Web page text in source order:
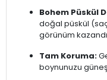
Bohem Püskül
doğal püskül
görünüm
Tam Koruma:
boynunuzu